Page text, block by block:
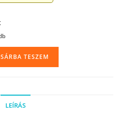
TESZEM
LEÍRÁS